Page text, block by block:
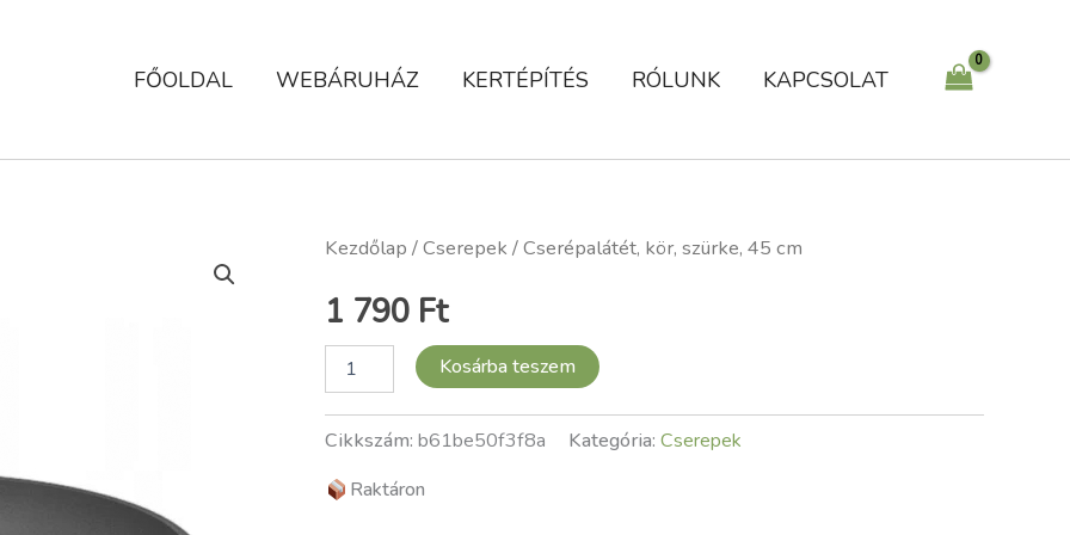
FŐOLDAL WEBÁRUHÁZ KERTÉPÍTÉS RÓLUNK KAPCSOLAT
Kezdőlap /Cserepek / Cserépalátét, kör, szürke, 45 cm
1 790 Ft
Cserépalátét,
45
mennyiség
Kosárba teszem
Cikkszám: b61be50f3f8a Kategória: Cserepek
Raktáron